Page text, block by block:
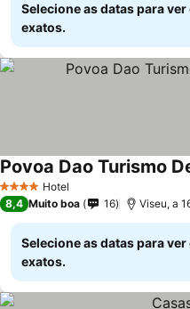
Selecione as datas para
exatos.
4 EstrelasHotel
Povoa Dao Turismo
8,4 Muito boa 16 Viseu, a
Selecione as datas para
exatos.